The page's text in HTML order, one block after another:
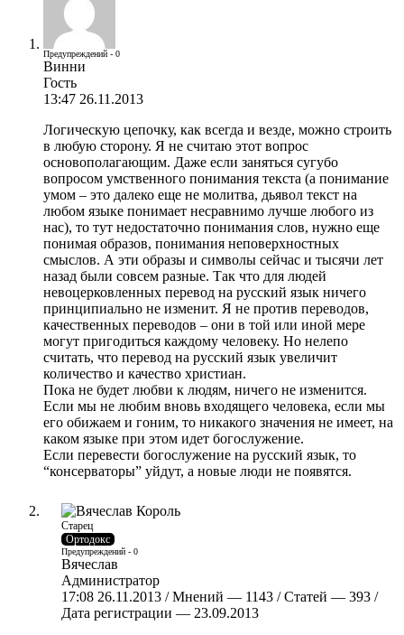
Предупреждений - 0
Винни
Гость
13:47 26.11.2013
Логическую цепочку, как всегда и везде, можно строить
в любую сторону. Я не считаю этот вопрос
основополагающим. Даже если заняться сугубо
вопросом умственного понимания текста (а понимание
умом – это далеко еще не молитва, дьявол текст на
любом языке понимает несравнимо лучше любого из
нас), то тут недостаточно понимания слов, нужно еще
понимая образов, понимания неповерхностных
смыслов. А эти образы и символы сейчас и тысячи лет
назад были совсем разные. Так что для людей
невоцерковленных перевод на русский язык ничего
принципиально не изменит. Я не против переводов,
качественных переводов – они в той или иной мере
могут пригодиться каждому человеку. Но нелепо
считать, что перевод на русский язык увеличит
количество и качество христиан.
Пока не будет любви к людям, ничего не изменится.
Если мы не любим вновь входящего человека, если мы
его обижаем и гоним, то никакого значения не имеет, на
каком языке при этом идет богослужение.
Если перевести богослужение на русский язык, то
“консерваторы” уйдут, а новые люди не появятся.
Старец
Ортодокс
Предупреждений - 0
Вячеслав
Администратор
17:08 26.11.2013 / Мнений — 1143 / Статей — 393 /
Дата регистрации — 23.09.2013